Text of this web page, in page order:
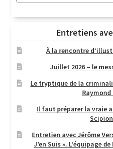
Entretiens
À la rencontre
Juillet 2026 – le
Le tryptique de la
Raymond
Il faut préparer la vraie
Entretien avec Jérôme
J’en Suis ». L’équipage